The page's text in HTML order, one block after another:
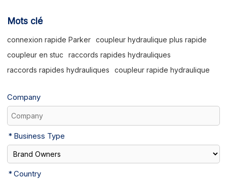
Mots clé
connexion rapide Parker
coupleur hydraulique plus rapide
coupleur en stuc
raccords rapides hydrauliques
raccords rapides hydrauliques
coupleur rapide hydraulique
Company
Business Type
Country